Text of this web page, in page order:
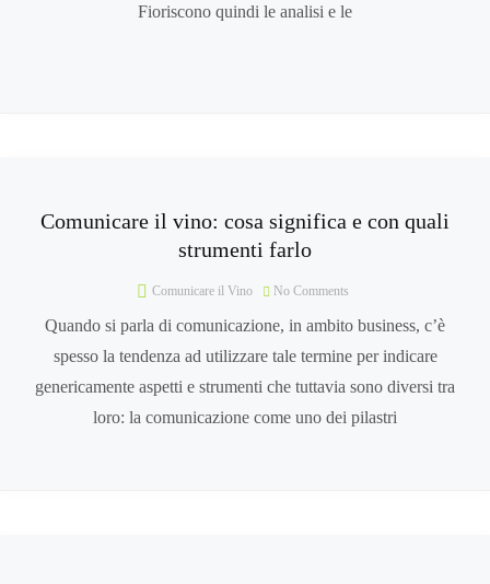
Fioriscono quindi le analisi e le
Comunicare il vino: cosa significa e con quali
strumenti farlo
Comunicare il Vino No Comments
Quando si parla di comunicazione, in ambito business, c’è
spesso la tendenza ad utilizzare tale termine per indicare
genericamente aspetti e strumenti che tuttavia sono diversi tra
loro: la comunicazione come uno dei pilastri